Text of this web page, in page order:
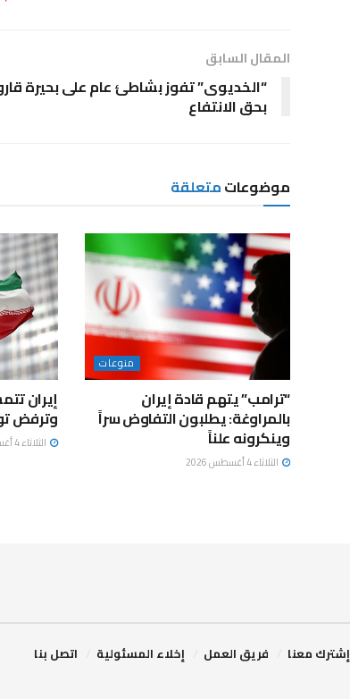
المقال السابق
“الخديوى” تفوز بشاطئ عام على بحيرة
بحق الانتفاع
موضوعاتمتعلقة
منوعات
“ترامب” يتهم قادة إيران
بالمراوغة: يطلبون التفاوض سراً
وينكرونه علناً
الثلاثاء 4 أغسطس 2026
إيران
وترفض
الثلاثاء 4 أغسطس 2026
إشترك معنا فريق العمل إخلاء المسئولية اتصل بنا